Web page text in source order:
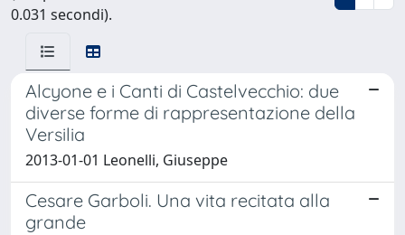
0.031 secondi).
Alcyone e i Canti di Castelvecchio: due
diverse forme di rappresentazione della
Versilia
2013-01-01 Leonelli, Giuseppe
Cesare Garboli. Una vita recitata alla
grande